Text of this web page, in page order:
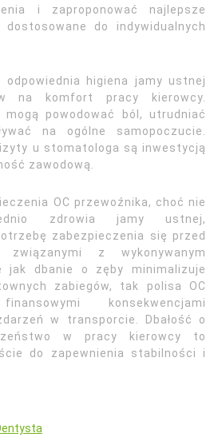
i zaproponować najlepsze
do indywidualnych
higiena jamy ustnej
na komfort pracy kierowcy.
powodować ból, utrudniać
na ogólne samopoczucie.
u stomatologa są inwestycją
zawodową.
OC przewoźnika, choć nie
zdrowia jamy ustnej,
zabezpieczenia się przed
związanymi z wykonywanym
jak dbanie o zęby minimalizuje
zabiegów, tak polisa OC
konsekwencjami
w transporcie. Dbałość o
w pracy kierowcy to
do zapewnienia stabilności i